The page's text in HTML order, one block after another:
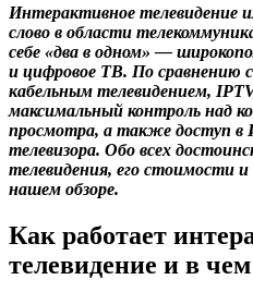
Интерактивное телевидение
слово в области
себе «два в одном» —
и цифровое ТВ. По сравнению
кабельным телевидением,
максимальный контроль над
просмотра, а также доступ в
телевизора. Обо всех
телевидения, его стоимости
нашем обзоре.
Как работает
телевидение и в